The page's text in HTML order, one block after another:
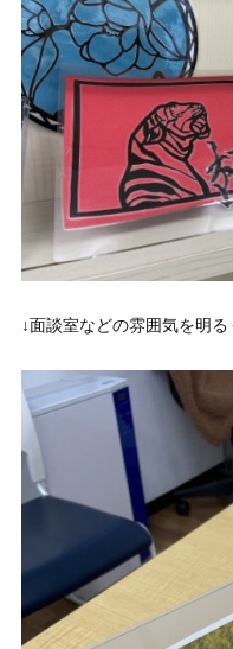
↓面談室などの雰囲気を明